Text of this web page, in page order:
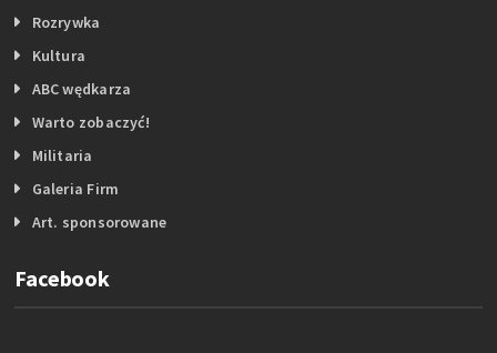
Rozrywka
Kultura
ABC wędkarza
Warto zobaczyć!
Militaria
Galeria Firm
Art. sponsorowane
Facebook